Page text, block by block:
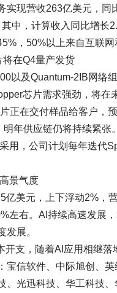
实现营收263亿美元，
中，计算收入同比增长
，50%以上来自互联网
在Q4量产发货
以及Quantum-2IB网络
芯片需求强劲，将在
正在交付样品给客户，
年供应链仍将持续紧
用，公司计划每年迭代
景气度
亿美元，上下浮动2%，
左右。AI持续高速发展
展。
支，随着AI应用相继
信软件、中际旭创、
光迅科技、华工科技